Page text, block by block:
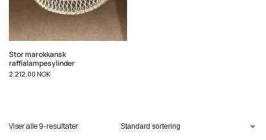
Stor marokkansk
raffialampesylinder
2.212,00 NOK
Viser alle 9-resultater